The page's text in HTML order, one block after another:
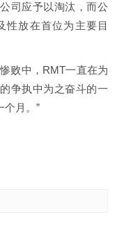
司应予以淘汰，而公
性放在首位为主要目
败中，RMT一直在为
争执中为之奋斗的一
个月。”